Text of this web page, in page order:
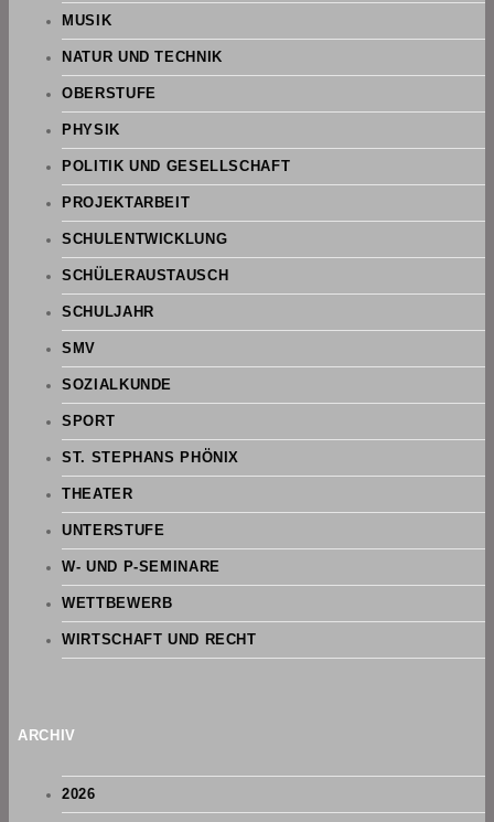
MUSIK
NATUR UND TECHNIK
OBERSTUFE
PHYSIK
POLITIK UND GESELLSCHAFT
PROJEKTARBEIT
SCHULENTWICKLUNG
SCHÜLERAUSTAUSCH
SCHULJAHR
SMV
SOZIALKUNDE
SPORT
ST. STEPHANS PHÖNIX
THEATER
UNTERSTUFE
W- UND P-SEMINARE
WETTBEWERB
WIRTSCHAFT UND RECHT
ARCHIV
2026